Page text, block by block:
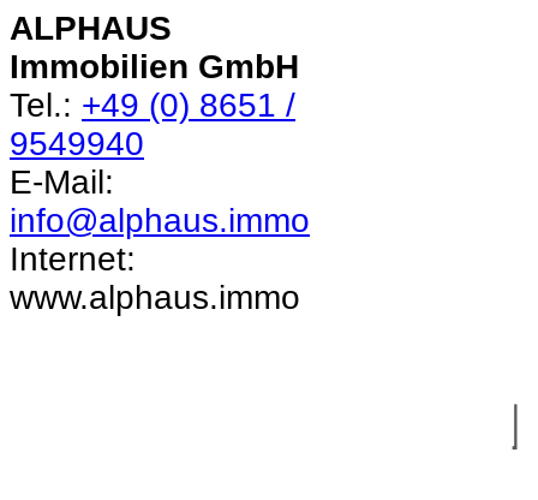
ALPHAUS
Immobilien GmbH
Tel.: +49 (0) 8651 /
9549940
E-Mail:
info@alphaus.immo
Internet:
www.alphaus.immo